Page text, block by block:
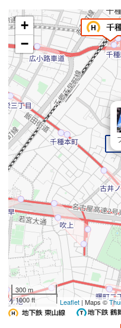
+
−
300 m
1000 ft
Leaflet | Maps ©